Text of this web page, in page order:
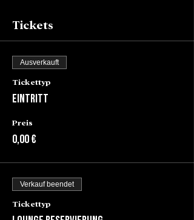
Tickets
Ausverkauft
Tickettyp
Eintritt
Preis
0,00 €
Verkauf beendet
Tickettyp